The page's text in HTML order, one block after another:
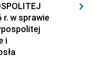
r. w sprawie
i